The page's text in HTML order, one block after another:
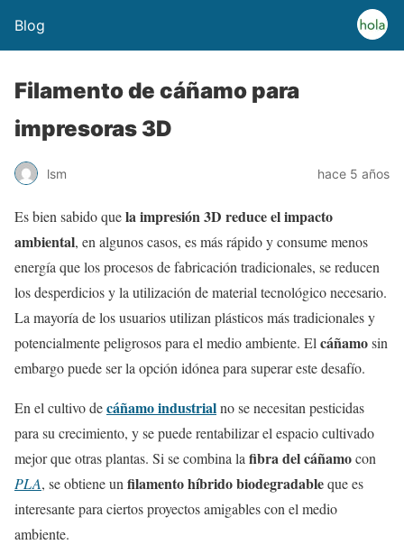
Blog
Filamento de cáñamo para
impresoras 3D
lsm hace 5 años
Es bien sabido quela impresión 3D reduce el impacto
ambiental, en algunos casos, es más rápido y consume menos
energía que los procesos de fabricación tradicionales, se reducen
los desperdicios y la utilización de material tecnológico necesario.
La mayoría de los usuarios utilizan plásticos más tradicionales y
potencialmente peligrosos para el medio ambiente. El cáñamosin
embargo puede ser la opción idónea para superar este desafío.
En el cultivo decáñamo industrialno se necesitan pesticidas
para su crecimiento, y se puede rentabilizar el espacio cultivado
mejor que otras plantas. Si se combina la fibra del cáñamocon
PLA, se obtiene un filamento híbrido biodegradableque es
interesante para ciertos proyectos amigables con el medio
ambiente.